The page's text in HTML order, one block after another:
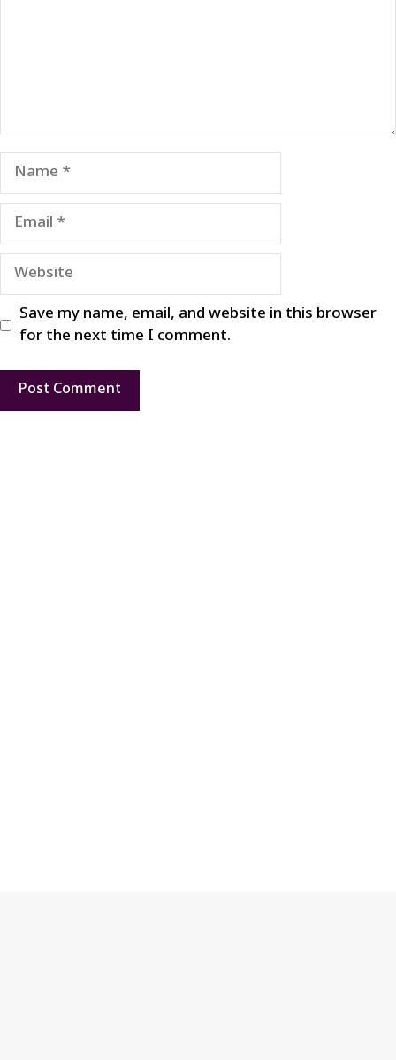
Name
Email
Website
Save my name, email, and website in this browser
for the next time I comment.